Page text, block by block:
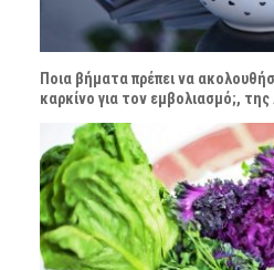
Ποια βήματα πρέπει να
καρκίνο για τον εμβολιασμό;,